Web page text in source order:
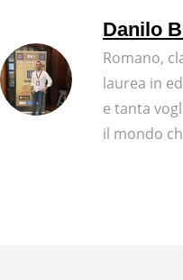
Danilo
Romano,
laurea in
e tanta
il mondo